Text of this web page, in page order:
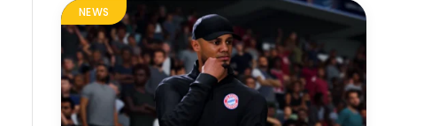
NEWS